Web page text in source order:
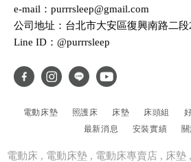
e-mail：purrrsleep@gmail.com
公司地址：台北市大安區復興南路二段
Line ID：@purrrsleep
電動床墊 照護床 床墊 床頭組
最新消息
安裝實績
電動床 電動床墊 電動床專賣店 床墊